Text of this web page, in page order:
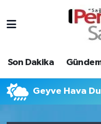
Son Dakika
Geyve Hava
Gündem
Bakanlık
Nöbetçi
Hava Durumu
Trafik Durumu